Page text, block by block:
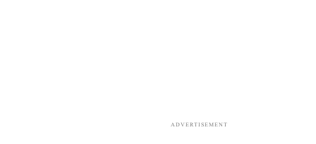
ADVERTISEMENT